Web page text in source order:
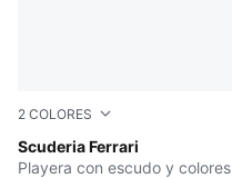
2 COLORES
Scuderia Ferrari
PUMA BLACK
Playera con escudo y colores